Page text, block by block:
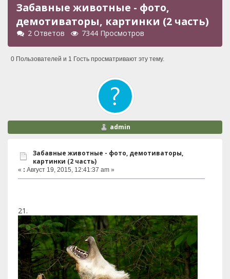
Забавные животные - фото,
демотиваторы, картинки (2 часть)
2 Ответов 7344 Просмотров
0 Пользователей и 1 Гость просматривают эту тему.
admin
Забавные животные - фото, демотиваторы,
картинки (2 часть)
« : Август 19, 2015, 12:41:37 am »
21.